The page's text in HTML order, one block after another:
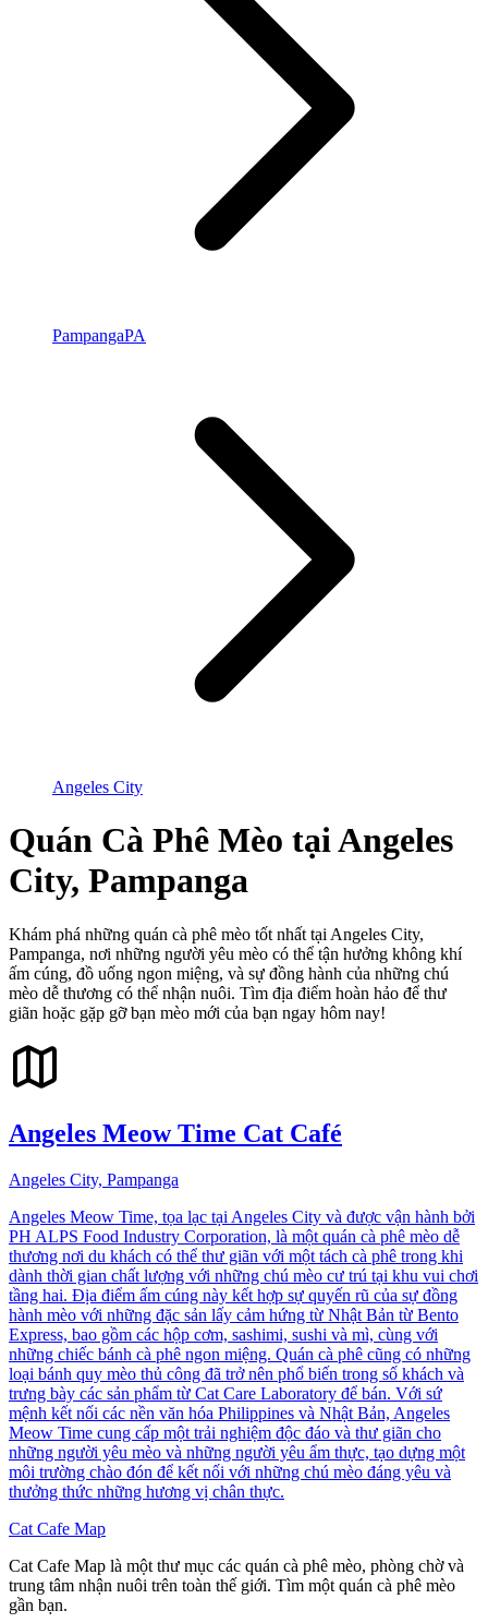
PampangaPA
Angeles City
Quán Cà Phê Mèo tại Angeles
City, Pampanga
Khám phá những quán cà phê mèo tốt nhất tại Angeles City,
Pampanga, nơi những người yêu mèo có thể tận hưởng không khí
ấm cúng, đồ uống ngon miệng, và sự đồng hành của những chú
mèo dễ thương có thể nhận nuôi. Tìm địa điểm hoàn hảo để thư
giãn hoặc gặp gỡ bạn mèo mới của bạn ngay hôm nay!
Angeles Meow Time Cat Café
Angeles City, Pampanga
Angeles Meow Time, tọa lạc tại Angeles City và được vận hành bởi
PH ALPS Food Industry Corporation, là một quán cà phê mèo dễ
thương nơi du khách có thể thư giãn với một tách cà phê trong khi
dành thời gian chất lượng với những chú mèo cư trú tại khu vui chơi
tầng hai. Địa điểm ấm cúng này kết hợp sự quyến rũ của sự đồng
hành mèo với những đặc sản lấy cảm hứng từ Nhật Bản từ Bento
Express, bao gồm các hộp cơm, sashimi, sushi và mì, cùng với
những chiếc bánh cà phê ngon miệng. Quán cà phê cũng có những
loại bánh quy mèo thủ công đã trở nên phổ biến trong số khách và
trưng bày các sản phẩm từ Cat Care Laboratory để bán. Với sứ
mệnh kết nối các nền văn hóa Philippines và Nhật Bản, Angeles
Meow Time cung cấp một trải nghiệm độc đáo và thư giãn cho
những người yêu mèo và những người yêu ẩm thực, tạo dựng một
môi trường chào đón để kết nối với những chú mèo đáng yêu và
thưởng thức những hương vị chân thực.
Cat Cafe Map
Cat Cafe Map là một thư mục các quán cà phê mèo, phòng chờ và
trung tâm nhận nuôi trên toàn thế giới. Tìm một quán cà phê mèo
gần bạn.